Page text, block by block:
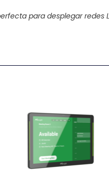
para desplegar